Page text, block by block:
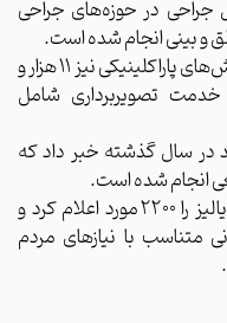
طی این بازه زمانی، ۱۵۰۰ عمل جراحی در حوزه‌های جراحی
و بینی انجام شده است.
رئیس بیمارستان جوین ادامه داد: در بخش‌های پاراکلینیکی نیز ۱۱ هزار و
به آزمایشگاه و ۱۶ هزار خدمت تصویربرداری شامل
همچنین از ثبت ۴۸۳ تولد در سال گذشته خبر داد که
وی تعداد خدمات ارائه‌شده در بخش دیالیز را ۲۲۰۰ مورد اعلام کرد و
متناسب با نیازهای مردم